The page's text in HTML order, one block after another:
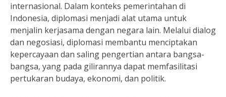
internasional. Dalam konteks pemerintahan di
Indonesia, diplomasi menjadi alat utama untuk
menjalin kerjasama dengan negara lain. Melalui dialog
dan negosiasi, diplomasi membantu menciptakan
kepercayaan dan saling pengertian antara bangsa-
bangsa, yang pada gilirannya dapat memfasilitasi
pertukaran budaya, ekonomi, dan politik.